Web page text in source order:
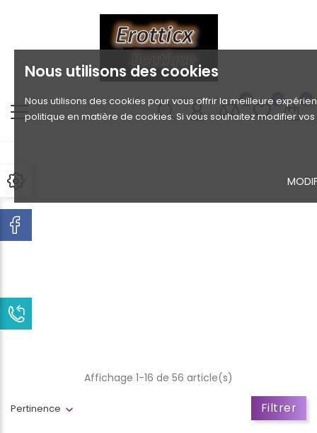
Nous utilisons des cookies
Nous utilisons des cookies pour vous offrir la meilleure
politique en matière de cookies. Si vous souhaitez modifier
0 0 0
Pertinence Filtrer
Affichage 1-16 de 56 article(s)